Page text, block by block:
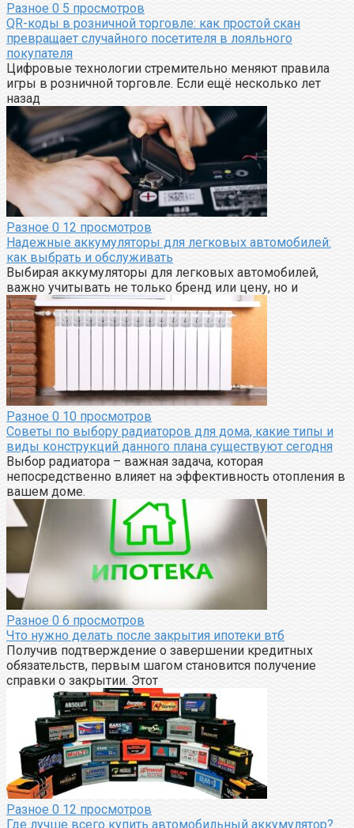
Разное 0 5 просмотров
QR-коды в розничной торговле: как простой скан
превращает случайного посетителя в лояльного
покупателя
Цифровые технологии стремительно меняют правила
игры в розничной торговле. Если ещё несколько лет
назад
Разное 0 12 просмотров
Надежные аккумуляторы для легковых автомобилей:
как выбрать и обслуживать
Выбирая аккумуляторы для легковых автомобилей,
важно учитывать не только бренд или цену, но и
Разное 0 10 просмотров
Советы по выбору радиаторов для дома, какие типы и
виды конструкций данного плана существуют сегодня
Выбор радиатора – важная задача, которая
непосредственно влияет на эффективность отопления в
вашем доме.
Разное 0 6 просмотров
Что нужно делать после закрытия ипотеки втб
Получив подтверждение о завершении кредитных
обязательств, первым шагом становится получение
справки о закрытии. Этот
Разное 0 12 просмотров
Где лучше всего купить автомобильный аккумулятор?